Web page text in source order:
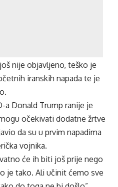
nije objavljeno, teško je
iranskih napada te je
a Donald Trump ranije je
očekivati dodatne žrtve
da su u prvim napadima
vojnika.
će ih biti još prije nego
je tako. Ali učinit ćemo sve